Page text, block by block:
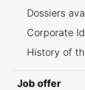
Dossiers
Corporate
History of
Job offer